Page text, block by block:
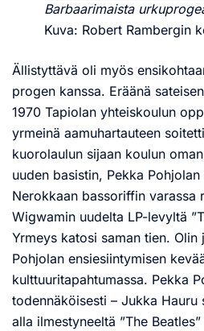
Barbaarimaista
Kuva: Robert Rambergin
Ällistyttävä oli myös
progen kanssa. Eräänä
1970 Tapiolan yhteiskoulun
yrmeinä aamuhartauteen
kuorolaulun sijaan koulun
uuden basistin, Pekka Pohjolan
Nerokkaan bassoriffin varassa
Wigwamin uudelta LP-levyltä
Yrmeys katosi saman tien. Olin
Pohjolan ensiesiintymisen
kulttuuritapahtumassa. Pekka
todennäköisesti – Jukka
alla ilmestyneeltä ”The